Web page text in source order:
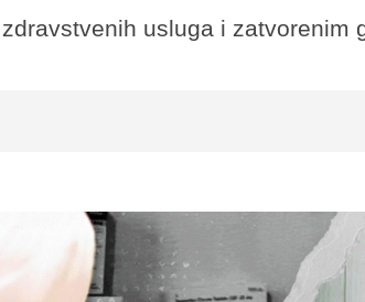
usluga i zatvorenim